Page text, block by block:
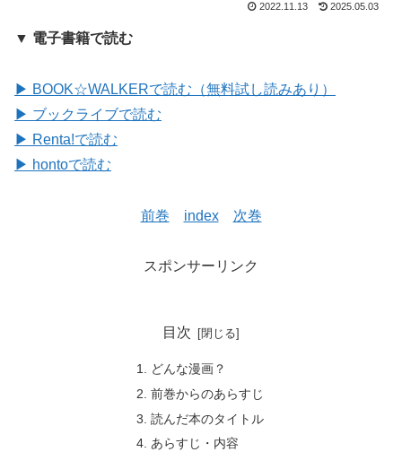
2022.11.13 2025.05.03
▼ 電子書籍で読む
▶ BOOK☆WALKERで読む（無料試し読みあり）
▶ ブックライブで読む
▶ Renta!で読む
▶ hontoで読む
前巻 index 次巻
スポンサーリンク
目次
どんな漫画？
前巻からのあらすじ
読んだ本のタイトル
あらすじ・内容